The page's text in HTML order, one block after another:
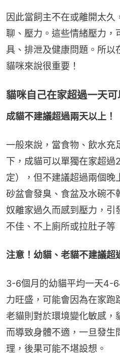
因此當飼主不在或離開太
聊、壓力。這些情緒壓力，
具、排泄及健康問題。所以
貓咪來說很重要！
貓咪自己在家超過一天可
成貓不建議超過兩天以上！
一般來說，當食物、飲水充
下，成貓可以單獨在家超
定），但不建議超過兩個晚
砂盆會發臭、食盆及水碗不
奴離家過久而感到壓力，引
不佳、不上廁所或拉肚子等
注意！幼貓、老貓不建議超
3-6個月的幼貓平均一天4-
力旺盛，可能會因為在家跑
老貓則對於環境變化敏感，
而導致身體不適，一旦發生
理，後果可能不堪設想。